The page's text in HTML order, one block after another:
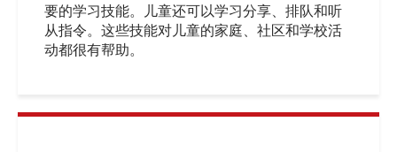
要的学习技能。儿童还可以学习分享、排队和听
从指令。这些技能对儿童的家庭、社区和学校活
动都很有帮助。